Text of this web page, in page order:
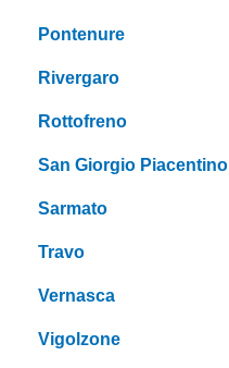
Pontenure
Rivergaro
Rottofreno
San Giorgio Piacentino
Sarmato
Travo
Vernasca
Vigolzone